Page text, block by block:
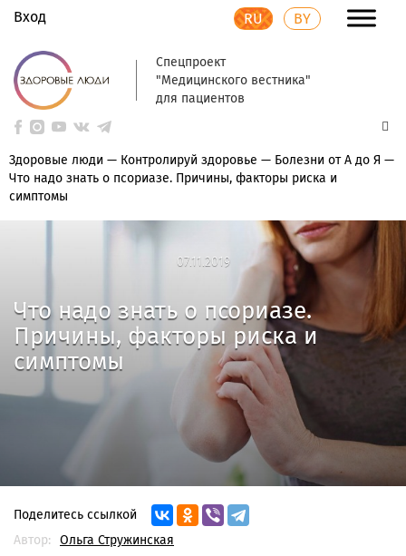
Вход RU BY
Спецпроект
"Медицинского вестника"
для пациентов
Здоровые люди — Контролируй здоровье — Болезни от А до Я —
Что надо знать о псориазе. Причины, факторы риска и
симптомы
07.11.2019
Что надо знать о псориазе.
Причины, факторы риска и
симптомы
Поделитесь ссылкой
Автор:
Ольга Стружинская